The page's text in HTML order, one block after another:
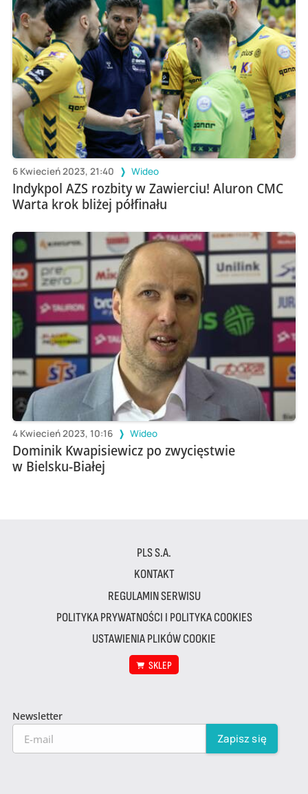
6 Kwiecień 2023, 21:40 Wideo
Indykpol AZS rozbity w Zawierciu! Aluron CMC
Warta krok bliżej półfinału
4 Kwiecień 2023, 10:16 Wideo
Dominik Kwapisiewicz po zwycięstwie
w Bielsku-Białej
PLS S.A.
KONTAKT
REGULAMIN SERWISU
POLITYKA PRYWATNOŚCI I POLITYKA COOKIES
USTAWIENIA PLIKÓW COOKIE
SKLEP
Newsletter